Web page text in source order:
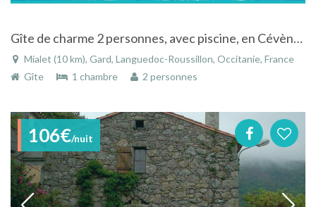
Gîte de charme 2 personnes, avec piscine, en Cévènnes Méridionales
Mialet (10 km), Gard, Languedoc-Roussillon, Occitanie, France
Gîte
1 chambre 2 personnes
106€/nuit